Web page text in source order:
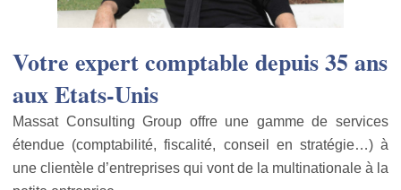
Votre expert comptable depuis 35 ans
aux Etats-Unis
Massat Consulting Group offre une gamme de services
étendue (comptabilité, fiscalité, conseil en stratégie…) à
une clientèle d’entreprises qui vont de la multinationale à la